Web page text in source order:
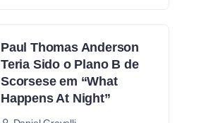
Paul Thomas Anderson
Teria Sido o Plano B de
Scorsese em “What
Happens At Night”